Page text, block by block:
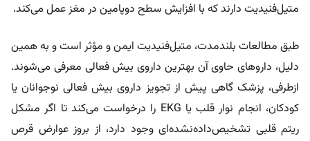
متیل‌فنیدیت دارند که با افزایش سطح دوپامین در مغز عمل می‌کند.
طبق مطالعات بلندمدت، متیل‌فنیدیت ایمن و مؤثر است و به همین
دلیل، داروهای حاوی آن بهترین داروی بیش فعالی معرفی می‌شوند.
ازطرفی، پزشک گاهی پیش از تجویز داروی بیش فعالی نوجوانان یا
کودکان، انجام نوار قلب یا EKG را درخواست می‌کند تا اگر مشکل
ریتم قلبی تشخیص‌داده‌نشده‌ای وجود دارد، از بروز عوارض قرص